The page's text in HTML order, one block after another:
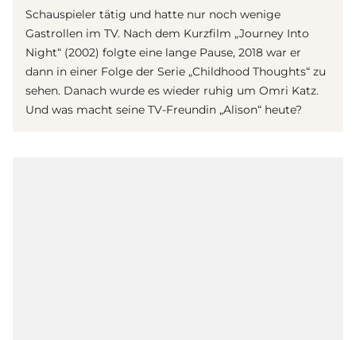
Schauspieler tätig und hatte nur noch wenige
Gastrollen im TV. Nach dem Kurzfilm „Journey Into
Night“ (2002) folgte eine lange Pause, 2018 war er
dann in einer Folge der Serie „Childhood Thoughts“ zu
sehen. Danach wurde es wieder ruhig um Omri Katz.
Und was macht seine TV-Freundin „Alison“ heute?